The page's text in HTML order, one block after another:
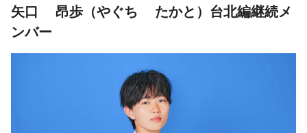
矢口 昂歩（やぐち たかと）台北編継続メ
ンバー